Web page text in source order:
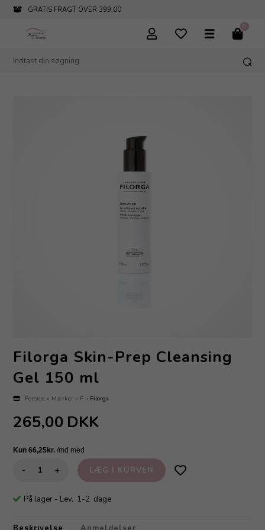
GRATIS FRAGT OVER 399,00
0
Filorga Skin-Prep Cleansing
Gel 150 ml
Forside » Mærker » F » Filorga
265,00 DKK
- +
På lager - Lev. 1-2 dage